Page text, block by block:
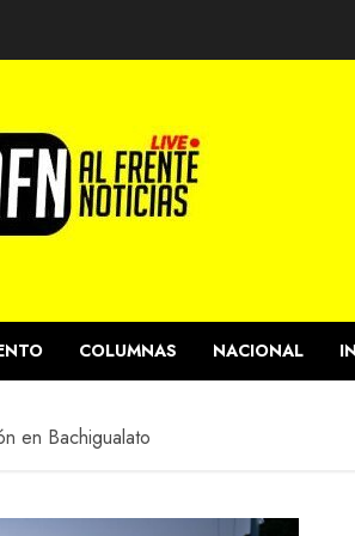
COLUMNAS NACIONAL
en Bachigualato